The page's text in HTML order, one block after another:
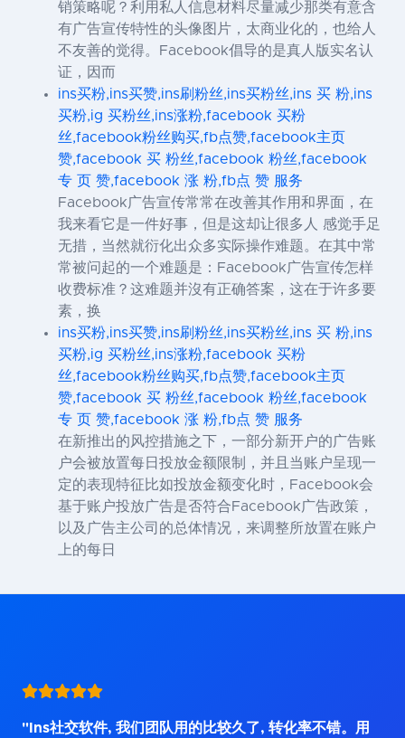
销策略呢？利用私人信息材料尽量减少那类有意含
有广告宣传特性的头像图片，太商业化的，也给人
不友善的觉得。Facebook倡导的是真人版实名认
证，因而
ins买粉,ins买赞,ins刷粉丝,ins买粉丝,ins 买 粉,ins
买粉,ig 买粉丝,ins涨粉,facebook 买粉
丝,facebook粉丝购买,fb点赞,facebook主页
赞,facebook 买 粉丝,facebook 粉丝,facebook
专 页 赞,facebook 涨 粉,fb点 赞 服务
Facebook广告宣传常常在改善其作用和界面，在
我来看它是一件好事，但是这却让很多人 感觉手足
无措，当然就衍化出众多实际操作难题。在其中常
常被问起的一个难题是：Facebook广告宣传怎样
收费标准？这难题并沒有正确答案，这在于许多要
素，换
ins买粉,ins买赞,ins刷粉丝,ins买粉丝,ins 买 粉,ins
买粉,ig 买粉丝,ins涨粉,facebook 买粉
丝,facebook粉丝购买,fb点赞,facebook主页
赞,facebook 买 粉丝,facebook 粉丝,facebook
专 页 赞,facebook 涨 粉,fb点 赞 服务
在新推出的风控措施之下，一部分新开户的广告账
户会被放置每日投放金额限制，并且当账户呈现一
定的表现特征比如投放金额变化时，Facebook会
基于账户投放广告是否符合Facebook广告政策，
以及广告主公司的总体情况，来调整所放置在账户
上的每日
"Ins社交软件, 我们团队用的比较久了, 转化率不错。用